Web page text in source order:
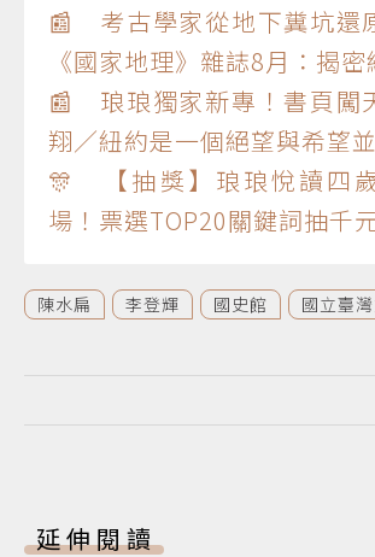
📰 考古學家從地下糞坑還
《國家地理》雜誌8月：揭
📰 琅琅獨家新專！書頁闖
翔／紐約是一個絕望與希望
🎊 【抽獎】琅琅悅讀四
場！票選TOP20關鍵詞抽千
陳水扁 李登輝 國史館 國立臺
延伸閱讀